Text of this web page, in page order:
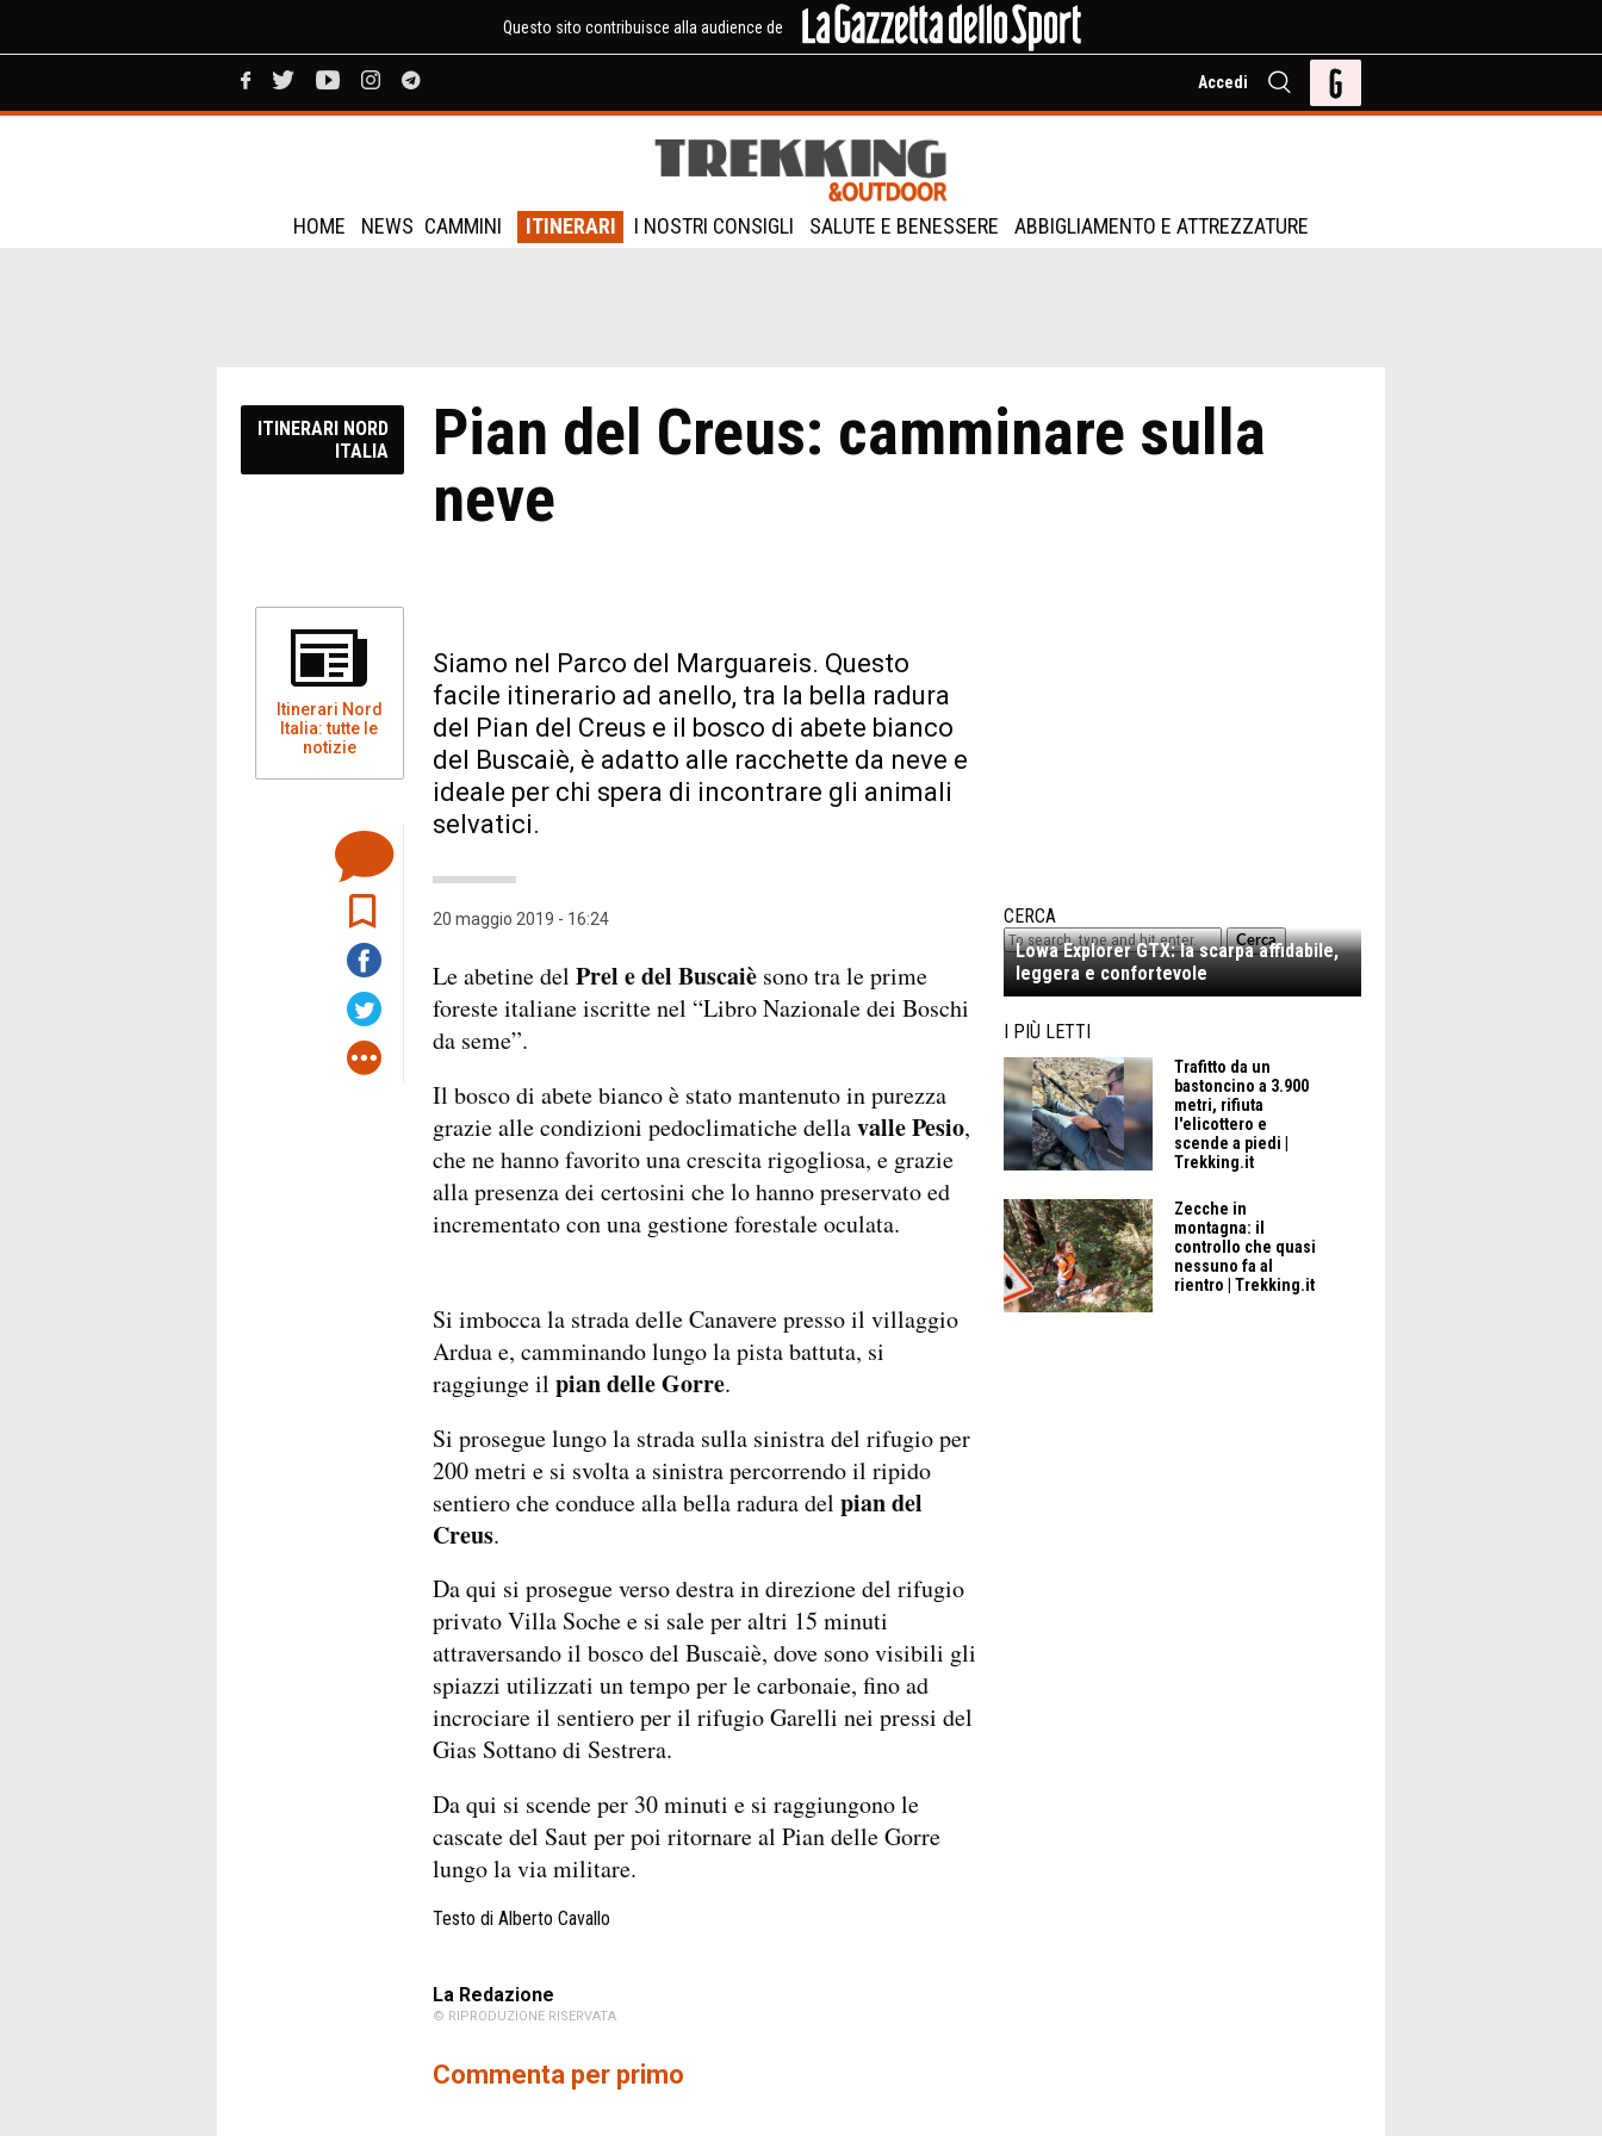
Questo sito contribuisce alla audience de
Accedi
HOME NEWS CAMMINI ITINERARI I NOSTRI CONSIGLI SALUTE E BENESSERE ABBIGLIAMENTO E ATTREZZATURE
ITINERARI NORD
ITALIA
Pian del Creus: camminare sulla
neve
Itinerari Nord
Italia: tutte le
notizie
Siamo nel Parco del Marguareis. Questo
facile itinerario ad anello, tra la bella radura
del Pian del Creus e il bosco di abete bianco
del Buscaiè, è adatto alle racchette da neve e
ideale per chi spera di incontrare gli animali
selvatici.
20 maggio 2019 - 16:24
Le abetine del Prel e del Buscaièsono tra le prime
foreste italiane iscritte nel “Libro Nazionale dei Boschi
da seme”.
Il bosco di abete bianco è stato mantenuto in purezza
grazie alle condizioni pedoclimatiche dellavalle Pesio,
che ne hanno favorito una crescita rigogliosa, e grazie
alla presenza dei certosini che lo hanno preservato ed
incrementato con una gestione forestale oculata.
Si imbocca la strada delle Canavere presso il villaggio
Ardua e, camminando lungo la pista battuta, si
raggiunge il pian delle Gorre.
Si prosegue lungo la strada sulla sinistra del rifugio per
200 metri e si svolta a sinistra percorrendo il ripido
sentiero che conduce alla bella radura del pian del
Creus.
Da qui si prosegue verso destra in direzione del rifugio
privato Villa Soche e si sale per altri 15 minuti
attraversando il bosco del Buscaiè, dove sono visibili gli
spiazzi utilizzati un tempo per le carbonaie, fino ad
incrociare il sentiero per il rifugio Garelli nei pressi del
Gias Sottano di Sestrera.
Da qui si scende per 30 minuti e si raggiungono le
cascate del Saut per poi ritornare al Pian delle Gorre
lungo la via militare.
Testo di Alberto Cavallo
La Redazione
© RIPRODUZIONE RISERVATA
Commenta per primo
CERCA
Cerca
Lowa Explorer GTX: la scarpa affidabile,
leggera e confortevole
I PIÙ LETTI
Trafitto da un
bastoncino a 3.900
metri, rifiuta
l'elicottero e
scende a piedi |
Trekking.it
Zecche in
montagna: il
controllo che quasi
nessuno fa al
rientro | Trekking.it